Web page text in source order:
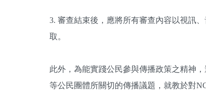
3. 審查結束後，應將所有審查內容以視訊
取。
此外，為能實踐公民參與傳播政策之精神
等公民團體所關切的傳播議題，就教於對